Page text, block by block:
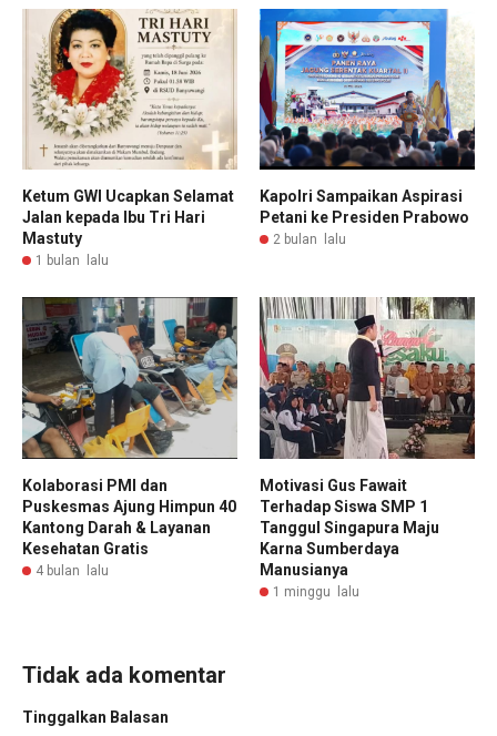
Ketum GWI Ucapkan Selamat
Jalan kepada Ibu Tri Hari
Mastuty
1 bulan lalu
Kapolri Sampaikan Aspirasi
Petani ke Presiden Prabowo
2 bulan lalu
Kolaborasi PMI dan
Puskesmas Ajung Himpun 40
Kantong Darah & Layanan
Kesehatan Gratis
4 bulan lalu
Motivasi Gus Fawait
Terhadap Siswa SMP 1
Tanggul Singapura Maju
Karna Sumberdaya
Manusianya
1 minggu lalu
Tidak ada komentar
Tinggalkan Balasan